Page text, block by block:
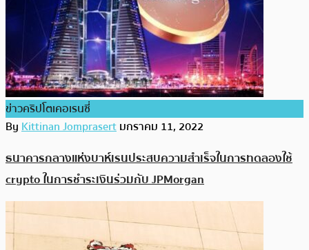
ข่าวคริปโตเคอเรนซี่
ByKittinan Jomprasertมกราคม 11, 2022
ธนาคารกลางแห่งบาห์เรนประสบความสำเร็จในการทดลองใช้
crypto ในการชำระเงินร่วมกับ JPMorgan